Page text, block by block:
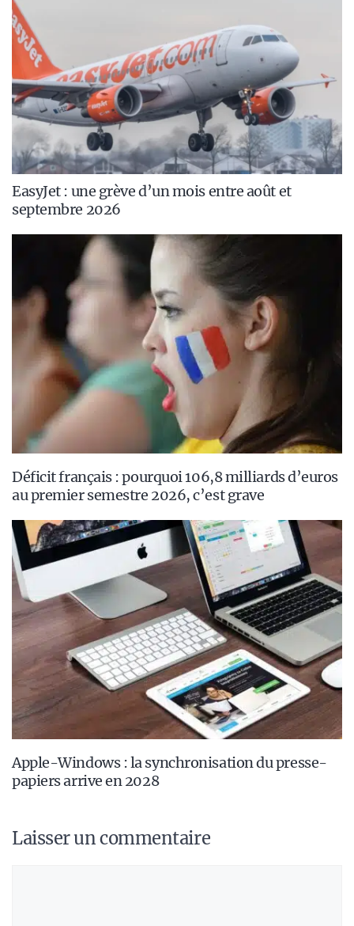
EasyJet : une grève d’un mois entre août et
septembre 2026
Déficit français : pourquoi 106,8 milliards d’euros
au premier semestre 2026, c’est grave
Apple-Windows : la synchronisation du presse-
papiers arrive en 2028
Laisser un commentaire